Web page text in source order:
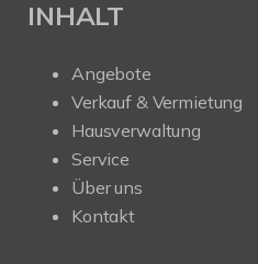
INHALT
Angebote
Verkauf & Vermietung
Hausverwaltung
Service
Über uns
Kontakt